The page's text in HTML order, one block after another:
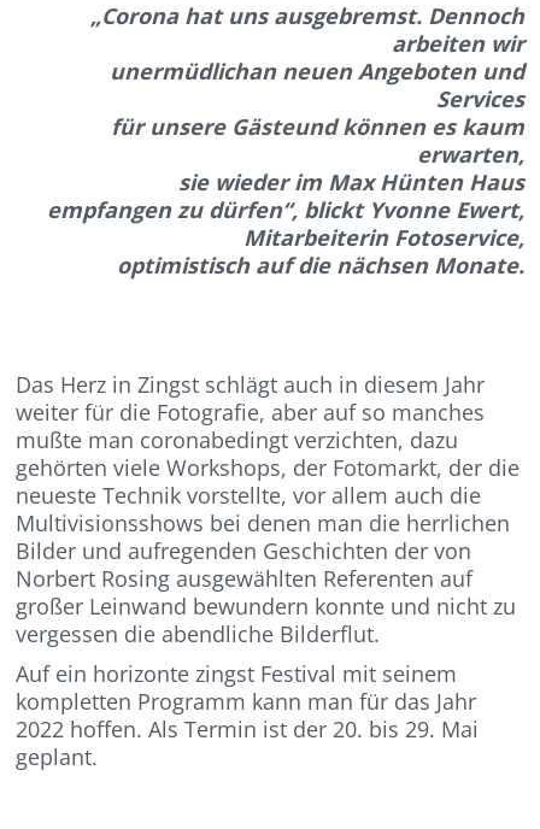
„Corona hat uns ausgebremst. Dennoch
arbeiten wir
unermüdlichan neuen Angeboten und
Services
für unsere Gästeund können es kaum
erwarten,
sie wieder im Max Hünten Haus
empfangen zu dürfen“, blickt Yvonne Ewert,
Mitarbeiterin Fotoservice,
optimistisch auf die nächsen Monate.
Das Herz in Zingst schlägt auch in diesem Jahr
weiter für die Fotografie, aber auf so manches
mußte man coronabedingt verzichten, dazu
gehörten viele Workshops, der Fotomarkt, der die
neueste Technik vorstellte, vor allem auch die
Multivisionsshows bei denen man die herrlichen
Bilder und aufregenden Geschichten der von
Norbert Rosing ausgewählten Referenten auf
großer Leinwand bewundern konnte und nicht zu
vergessen die abendliche Bilderflut.
Auf ein horizonte zingst Festival mit seinem
kompletten Programm kann man für das Jahr
2022 hoffen. Als Termin ist der 20. bis 29. Mai
geplant.